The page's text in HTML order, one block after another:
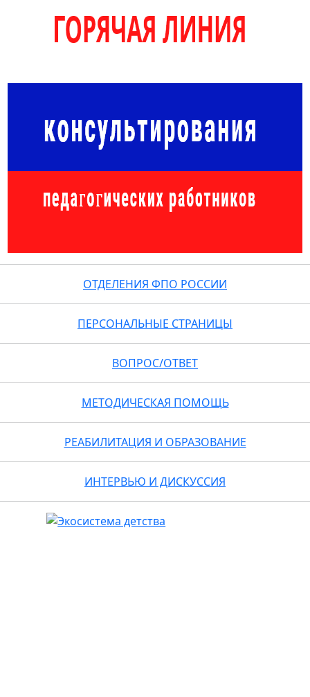
ОТДЕЛЕНИЯ ФПО РОССИИ
ПЕРСОНАЛЬНЫЕ СТРАНИЦЫ
ВОПРОС/ОТВЕТ
МЕТОДИЧЕСКАЯ ПОМОЩЬ
РЕАБИЛИТАЦИЯ И ОБРАЗОВАНИЕ
ИНТЕРВЬЮ И ДИСКУССИЯ